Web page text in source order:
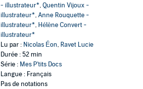
- illustrateur*,Quentin Vijoux -
illustrateur*,Anne Rouquette -
illustrateur*, Hélène Convert -
illustrateur*
Lu par : Nicolas Éon, Ravet Lucie
Durée : 52 min
Série : Mes P'tits Docs
Langue : Français
Pas de notations